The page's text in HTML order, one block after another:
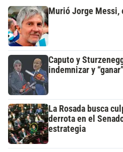
Murió Jorge Messi,
Caputo y
indemnizar y
La Rosada busca
derrota en el
estrategia